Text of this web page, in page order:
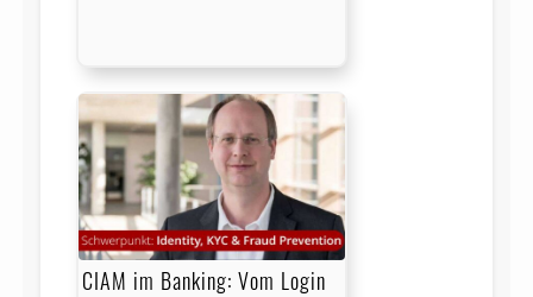
CIAM im Banking: Vom Login